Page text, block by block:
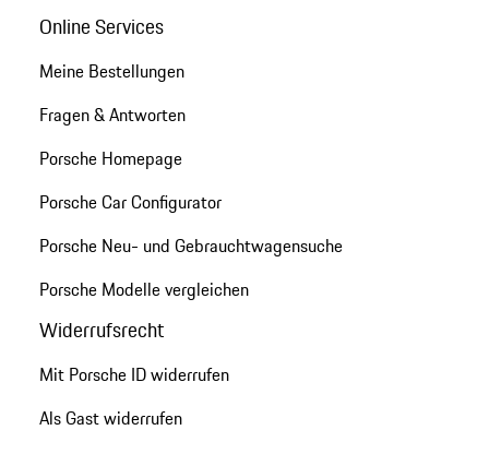
Online Services
Meine Bestellungen
Fragen & Antworten
Porsche Homepage
Porsche Car Configurator
Porsche Neu- und Gebrauchtwagensuche
Porsche Modelle vergleichen
Widerrufsrecht
Mit Porsche ID widerrufen
Als Gast widerrufen